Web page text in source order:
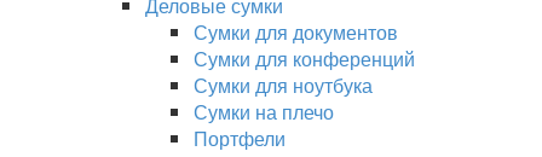
Сумки для документов
Сумки для конференций
Сумки для ноутбука
Сумки на плечо
Портфели